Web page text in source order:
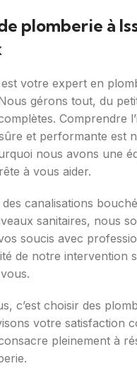
plomberie à
votre expert en
gérons tout, du
Comprendre
et performante est
nous avons une
à vous aider.
canalisations
sanitaires, nous
soucis avec
de notre intervention
c’est choisir des
votre satisfaction
pleinement à